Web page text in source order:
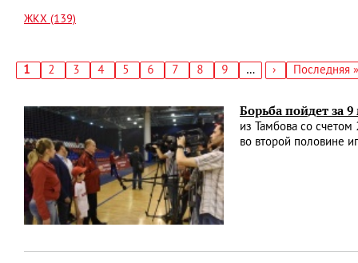
ЖКХ (139)
Текущая
1 Страница
2 Страница
3 Страница
4 Страница
5 Страница
6 Страница
7 Страница
8 Страница
9 …
Следующая
›
Последняя
Последняя »
Борьба пойдет за 9
из Тамбова со
во второй половине